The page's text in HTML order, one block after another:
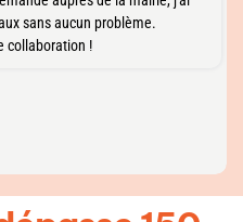
150